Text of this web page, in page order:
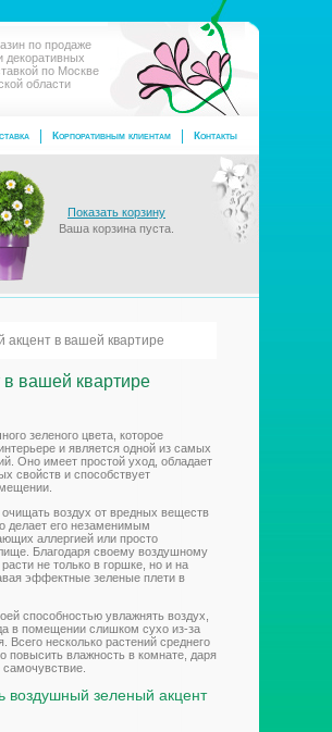
по продаже
декоративных
по Москве
области
Контакты
Корпоративным клиентам
Показать корзину
Ваша корзина пуста.
в вашей квартире
вашей квартире
зеленого цвета, которое
и является одной из самых
Оно имеет простой уход, обладает
свойств и способствует
воздух от вредных веществ
делает его незаменимым
аллергией или просто
Благодаря своему воздушному
не только в горшке, но и на
эффектные зеленые плети в
способностью увлажнять воздух,
в помещении слишком сухо из-за
Всего несколько растений среднего
повысить влажность в комнате, даря
воздушный зеленый акцент